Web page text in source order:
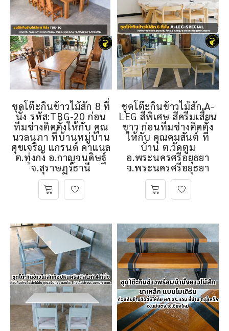
ชุดโต๊ะกินข้าวไม้สัก 8 ที่
นั่ง รหัส:TBG-20 ก่อน
ทีมช่างติดตั้งให้กับ คุณ
นวลนภา ที่บ้านหมู่บ้าน
ศุขเจริญ แกรนด์ คาแนล
ต.ทุ่งกง อ.กาญจนดิษฐ์
จ.สุราษฏร์ธานี
ชุดโต๊ะกินข้าวไม้สัก A-
LEG สีพิเศษ สีครีมเสี้ยน
ขาว ก่อนทีมช่างติดตั้ง
ให้กับ คุณคมสันต์ ที่
บ้าน ต.วัดตูม
อ.พระนครศรีอยุธยา
จ.พระนครศรีอยุธยา